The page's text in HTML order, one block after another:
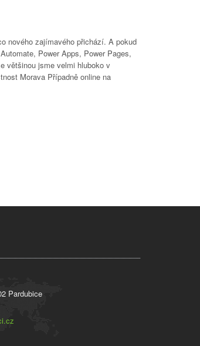
nového zajímavého přichází. A pokud
Power Apps, Power Pages,
většinou jsme velmi hluboko v
Morava Případně online na
Pardubice